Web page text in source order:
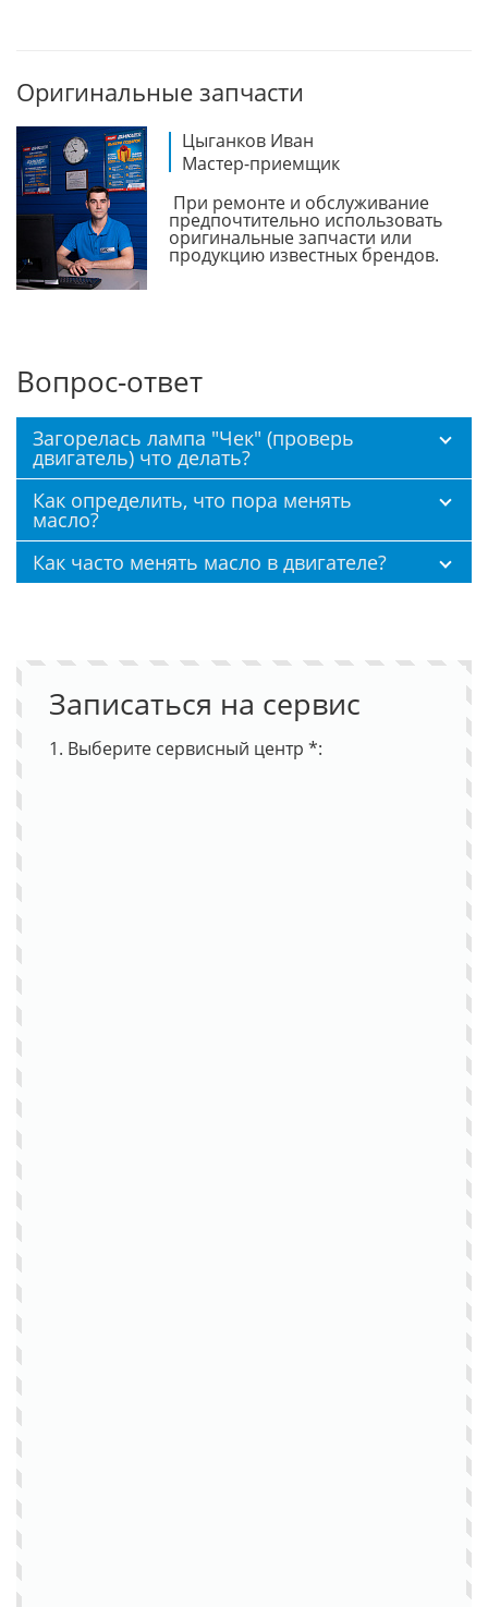
Оригинальные запчасти
Цыганков Иван
Мастер-приемщик
При ремонте и обслуживание
предпочтительно использовать
оригинальные запчасти или
продукцию известных брендов.
Вопрос-ответ
Загорелась лампа "Чек" (проверь
двигатель) что делать?
Как определить, что пора менять
масло?
Как часто менять масло в двигателе?
Записаться на сервис
1. Выберите сервисный центр *: